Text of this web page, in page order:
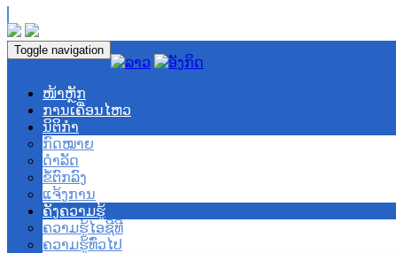
Toggle navigation
ໜ້າຫຼັກ
ການເຄື່ອນໄຫວ
ນິຕິກຳ
ກົດໝາຍ
ດຳລັດ
ຂໍ້ຕົກລົງ
ແຈ້ງການ
ຄັງຄວາມຮູ້
ຄວາມຮູ້ໄອຊີທີ
ຄວາມຮູ້ທົ່ວໄປ